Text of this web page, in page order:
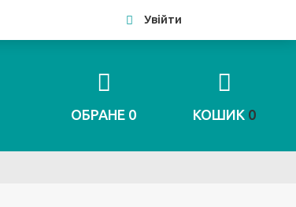
Увійти
ОБРАНЕ 0 КОШИК 0